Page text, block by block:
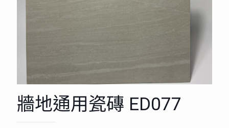
牆地通用瓷磚 ED077